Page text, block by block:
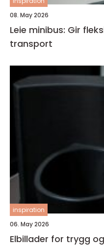
08. May 2026
Leie minibus: Gir
transport
inspiration
06. May 2026
Elbillader for trygg